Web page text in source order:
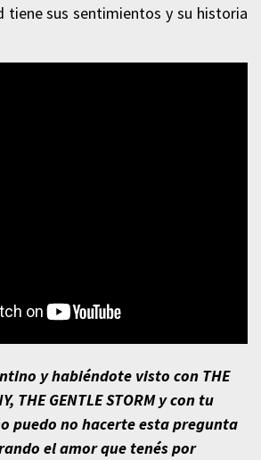
tiene sus sentimientos y su historia
y habiéndote visto con THE
THE GENTLE STORM y con tu
puedo no hacerte esta pregunta
el amor que tenés por